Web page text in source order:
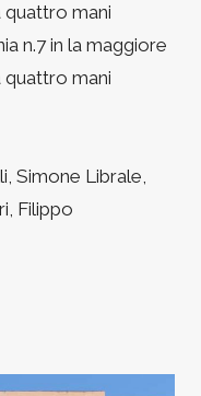
mani
n.7 in la maggiore
mani
Simone Librale,
Filippo